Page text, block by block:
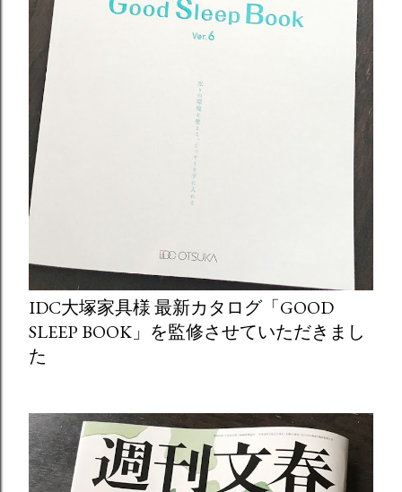
IDC大塚家具様 最新カタログ「GOOD
SLEEP BOOK」を監修させていただきまし
た